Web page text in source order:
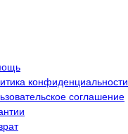
конфиденциальности
соглашение